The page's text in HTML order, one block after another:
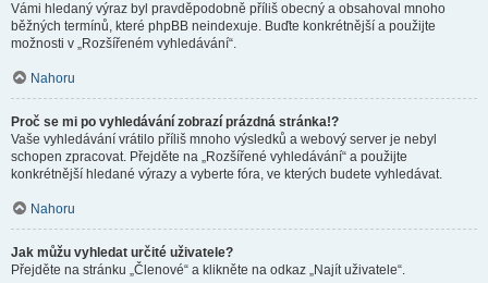
Vámi hledaný výraz byl pravděpodobně příliš obecný a obsahoval mnoho
běžných termínů, které phpBB neindexuje. Buďte konkrétnější a použijte
možnosti v „Rozšířeném vyhledávání“.
Nahoru
Proč se mi po vyhledávání zobrazí prázdná stránka!?
Vaše vyhledávání vrátilo příliš mnoho výsledků a webový server je nebyl
schopen zpracovat. Přejděte na „Rozšířené vyhledávání“ a použijte
konkrétnější hledané výrazy a vyberte fóra, ve kterých budete vyhledávat.
Nahoru
Jak můžu vyhledat určité uživatele?
Přejděte na stránku „Členové“ a klikněte na odkaz „Najít uživatele“.